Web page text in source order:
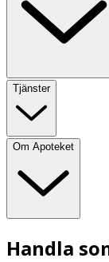
Tjänster
Om Apoteket
Handla